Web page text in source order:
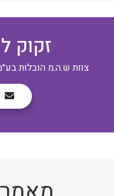
זקוק
צוות ש.ה.מ הובלות